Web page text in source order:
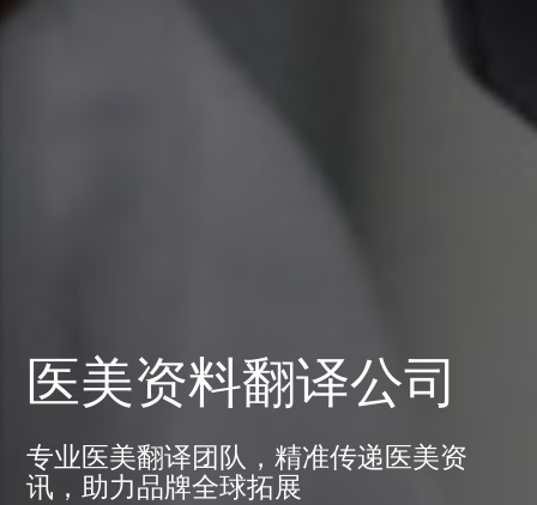
医美资料翻译公司
专业医美翻译团队，精准传递医美资
讯，助力品牌全球拓展